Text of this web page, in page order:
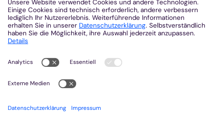
Nachrichten
Veranstaltungen
Gottesdienste
Stellenangebote
Kirchenzeitung
Amtsblatt (Kirchlicher Anzeiger)
Rechtsdatenbank